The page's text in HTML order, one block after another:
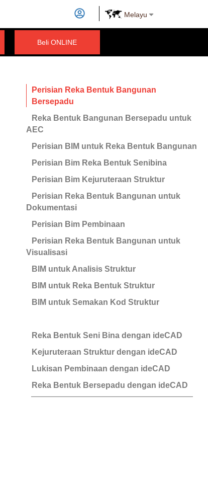
Melayu
Beli ONLINE
Perisian Reka Bentuk Bangunan
Bersepadu
Reka Bentuk Bangunan Bersepadu untuk
AEC
Perisian BIM untuk Reka Bentuk Bangunan
Perisian Bim Reka Bentuk Senibina
Perisian Bim Kejuruteraan Struktur
Perisian Reka Bentuk Bangunan untuk
Dokumentasi
Perisian Bim Pembinaan
Perisian Reka Bentuk Bangunan untuk
Visualisasi
BIM untuk Analisis Struktur
BIM untuk Reka Bentuk Struktur
BIM untuk Semakan Kod Struktur
Reka Bentuk Seni Bina dengan ideCAD
Kejuruteraan Struktur dengan ideCAD
Lukisan Pembinaan dengan ideCAD
Reka Bentuk Bersepadu dengan ideCAD